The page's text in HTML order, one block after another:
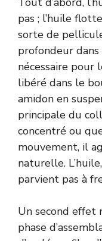
pas ; l’huile
sorte de
profondeur dans
nécessaire
libéré dans le
amidon en
principale du
concentré ou
mouvement, il
naturelle.
parvient pas à
Un second effet
phase